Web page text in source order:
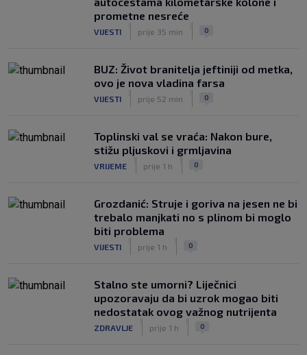
prometne nesreće
VIJESTI prije 35 min 0
BUZ: Život branitelja jeftiniji od metka,
ovo je nova vladina farsa
VIJESTI prije 52 min 0
Toplinski val se vraća: Nakon bure,
stižu pljuskovi i grmljavina
VRIJEME prije 1 h 0
Grozdanić: Struje i goriva na jesen ne bi
trebalo manjkati no s plinom bi moglo
biti problema
VIJESTI prije 1 h 0
Stalno ste umorni? Liječnici
upozoravaju da bi uzrok mogao biti
nedostatak ovog važnog nutrijenta
ZDRAVLJE prije 1 h 0